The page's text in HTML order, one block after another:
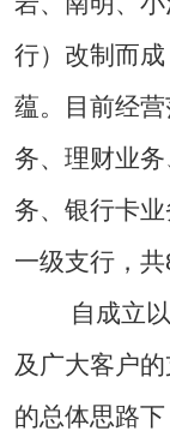
行）改制而
蕴。目前经
务、理财业
务、银行卡
一级支行，共
自成立
及广大客户
的总体思路